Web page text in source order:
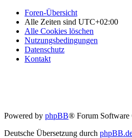
Foren-Übersicht
Alle Zeiten sind UTC+02:00
Alle Cookies löschen
Nutzungsbedingungen
Datenschutz
Kontakt
Powered by phpBB® Forum
Deutsche Übersetzung durch